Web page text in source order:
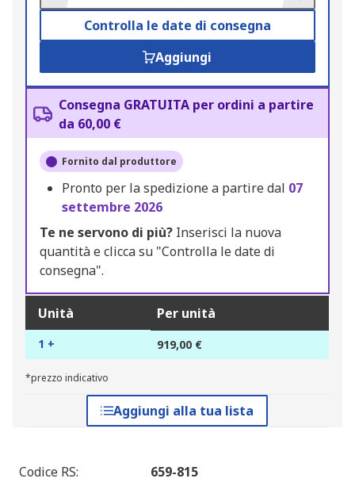
Controlla le date di consegna
Aggiungi
Consegna GRATUITA per ordini a partire
da 60,00 €
Fornito dal produttore
Pronto per la spedizione a partire dal 07
settembre 2026
Te ne servono di più? Inserisci la nuova
quantità e clicca su "Controlla le date di
consegna".
Unità Per unità
1 + 919,00 €
*prezzo indicativo
Aggiungi alla tua lista
Codice RS:
659-815